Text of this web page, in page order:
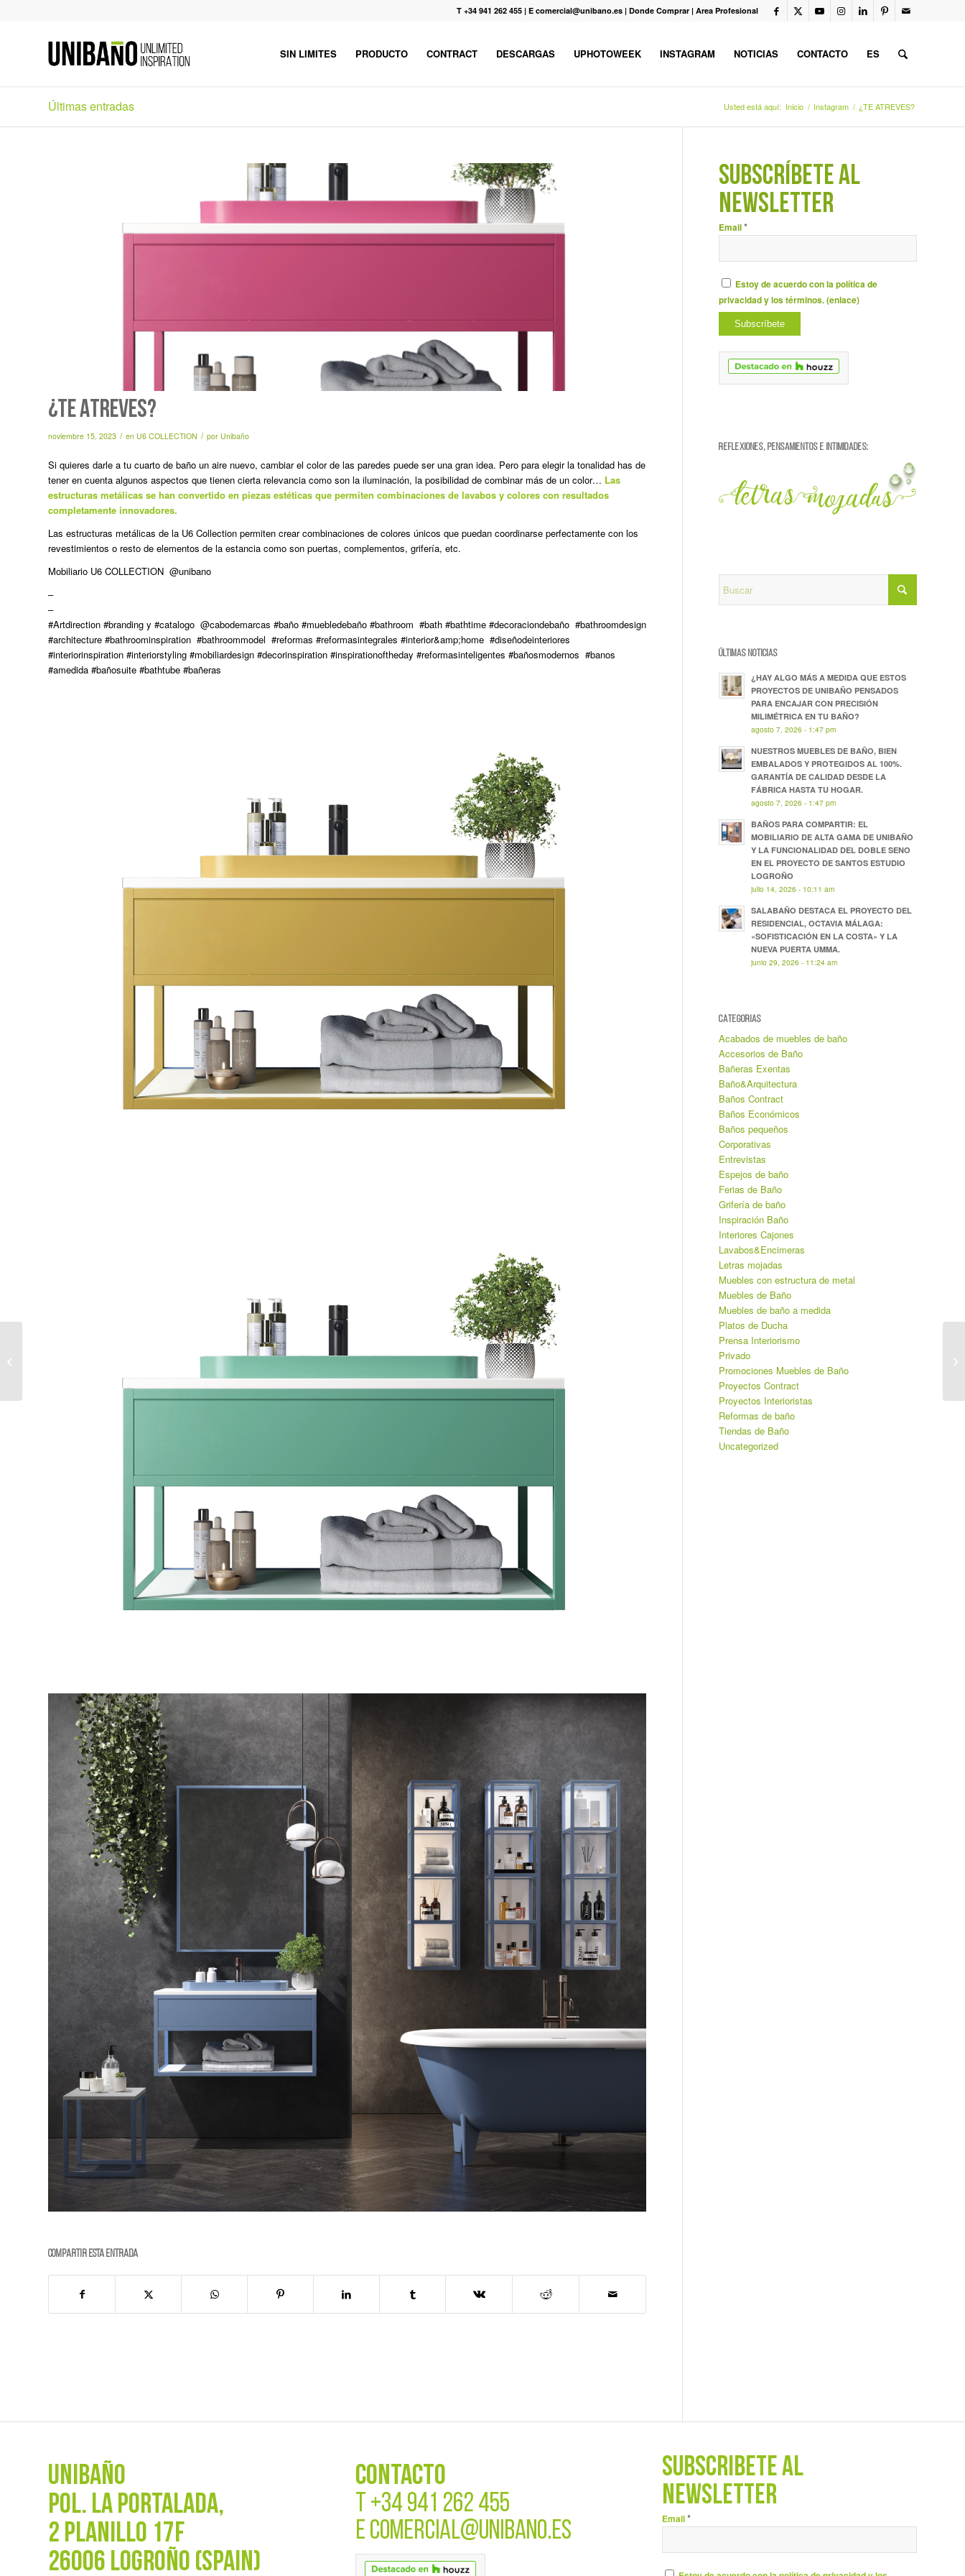
T +34 941 262 455 | E comercial@unibano.es | Donde Comprar | Area Profesional
SIN LIMITES PRODUCTO CONTRACT DESCARGAS UPHOTOWEEK INSTAGRAM NOTICIAS CONTACTO ES
Últimas entradas Usted está aquí: Inicio / Instagram / ¿TE ATREVES?
¿TE ATREVES?
noviembre 15, 2023 / en U6 COLLECTION / por Unibaño
Si quieres darle a tu cuarto de baño un aire nuevo, cambiar el color de las paredes puede ser una gran idea. Pero para elegir la tonalidad has de
tener en cuenta algunos aspectos que tienen cierta relevancia como son la iluminación, la posibilidad de combinar más de un color… Las
estructuras metálicas se han convertido en piezas estéticas que permiten combinaciones de lavabos y colores con resultados
completamente innovadores.
Las estructuras metálicas de la U6 Collection permiten crear combinaciones de colores únicos que puedan coordinarse perfectamente con los
revestimientos o resto de elementos de la estancia como son puertas, complementos, grifería, etc.
Mobiliario U6 COLLECTION @unibano
–
–
#Artdirection #branding y #catalogo @cabodemarcas #baño #muebledebaño #bathroom #bath #bathtime #decoraciondebaño #bathroomdesign
#architecture #bathroominspiration #bathroommodel #reformas #reformasintegrales #interior&amp;home #diseñodeinteriores
#interiorinspiration #interiorstyling #mobiliardesign #decorinspiration #inspirationoftheday #reformasinteligentes #bañosmodernos #banos
#amedida #bañosuite #bathtube #bañeras
Compartir esta entrada
SUBSCRÍBETE AL
NEWSLETTER
Email*
Estoy de acuerdo con la política de
privacidad y los términos. (enlace)
REFLEXIONES, PENSAMIENTOS E INTIMIDADES:
ÚLTIMAS NOTICIAS
¿HAY ALGO MÁS A MEDIDA QUE ESTOS
PROYECTOS DE UNIBAÑO PENSADOS
PARA ENCAJAR CON PRECISIÓN
MILIMÉTRICA EN TU BAÑO?
agosto 7, 2026 - 1:47 pm
NUESTROS MUEBLES DE BAÑO, BIEN
EMBALADOS Y PROTEGIDOS AL 100%.
GARANTÍA DE CALIDAD DESDE LA
FÁBRICA HASTA TU HOGAR.
agosto 7, 2026 - 1:47 pm
BAÑOS PARA COMPARTIR: EL
MOBILIARIO DE ALTA GAMA DE UNIBAÑO
Y LA FUNCIONALIDAD DEL DOBLE SENO
EN EL PROYECTO DE SANTOS ESTUDIO
LOGROÑO
julio 14, 2026 - 10:11 am
SALABAÑO DESTACA EL PROYECTO DEL
RESIDENCIAL, OCTAVIA MÁLAGA:
«SOFISTICACIÓN EN LA COSTA» Y LA
NUEVA PUERTA UMMA.
junio 29, 2026 - 11:24 am
CATEGORIAS
Acabados de muebles de baño
Accesorios de Baño
Bañeras Exentas
Baño&Arquitectura
Baños Contract
Baños Económicos
Baños pequeños
Corporativas
Entrevistas
Espejos de baño
Ferias de Baño
Grifería de baño
Inspiración Baño
Interiores Cajones
Lavabos&Encimeras
Letras mojadas
Muebles con estructura de metal
Muebles de Baño
Muebles de baño a medida
Platos de Ducha
Prensa Interiorismo
Privado
Promociones Muebles de Baño
Proyectos Contract
Proyectos Interioristas
Reformas de baño
Tiendas de Baño
Uncategorized
UNIBAÑO
POL. La Portalada,
2 PLANILLO 17F
26006 LOGROÑO (SPAIN)
CONTACTO
T +34 941 262 455
E COMERCIAL@UNIBANO.ES
SUBSCRÍBETE AL
NEWSLETTER
Email*